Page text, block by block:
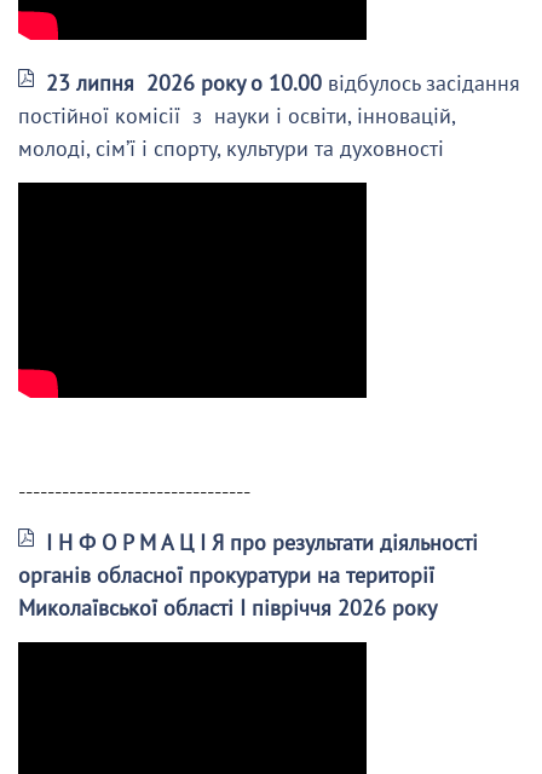
23 липня 2026 року о 10.00 відбулось засідання
постійної комісії з науки і освіти, інновацій,
молоді, сім’ї і спорту, культури та духовності
--------------------------------
І Н Ф О Р М А Ц І Я про результати діяльності
органів обласної прокуратури на території
Миколаївської області І півріччя 2026 року